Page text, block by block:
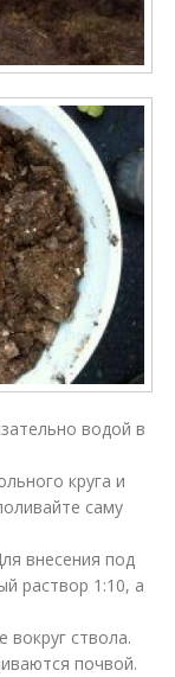
водой в
круга и
саму
внесения под
раствор 1:10, а
вокруг ствола.
почвой.